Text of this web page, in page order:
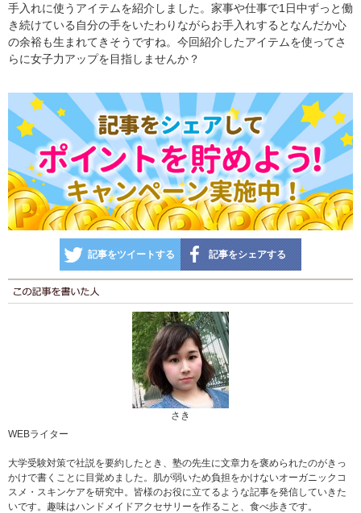
手入れに使うアイテムを紹介しました。家事や仕事で1日中ずっと働
き続けている自分の手をいたわりながらお手入れするとなんだか心
の余裕も生まれてきそうですね。今回紹介したアイテムを使ってさ
らに女子力アップを目指しませんか？
記事をツイートする 記事をシェアする
さき
WEBライター
大学受験対策で社説を要約したとき、塾の先生に文章力を褒められたのがきっ
かけで書くことに目覚めました。肌が弱いため負担をかけないオーガニックコ
スメ・スキンケアを研究中。皆様のお役に立てるような記事を発信していきた
いです。趣味はハンドメイドアクセサリーを作ること、食べ歩きです。